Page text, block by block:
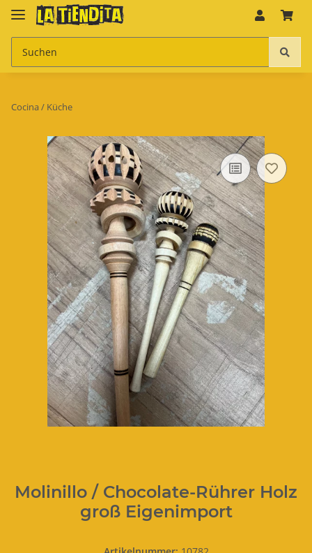
Cocina / Küche
Molinillo / Chocolate-Rührer Holz
groß Eigenimport